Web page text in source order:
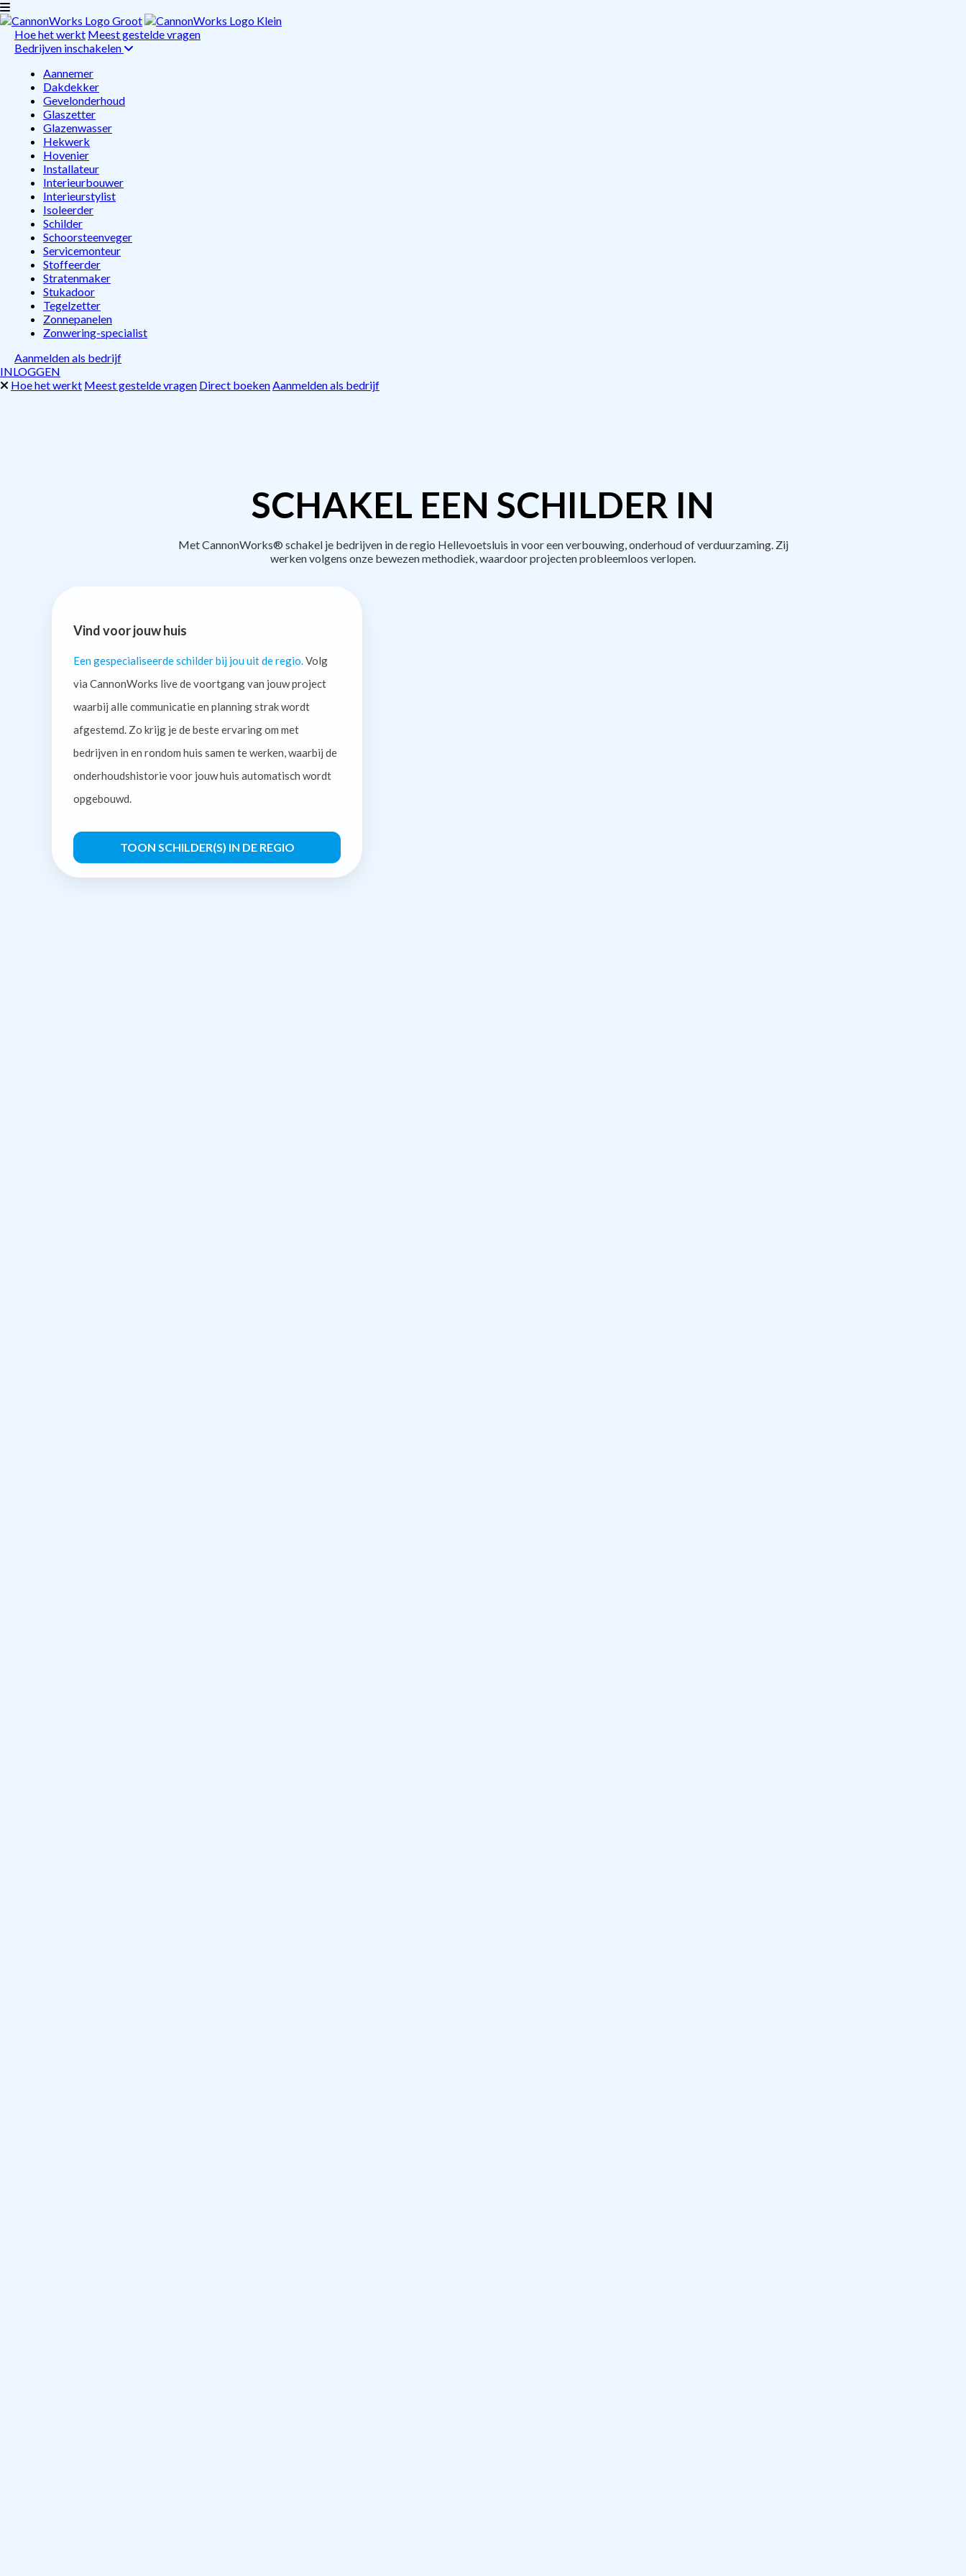
Hoe het werkt Meest gestelde vragen
Bedrijven inschakelen
Aannemer
Dakdekker
Gevelonderhoud
Glaszetter
Glazenwasser
Hekwerk
Hovenier
Installateur
Interieurbouwer
Interieurstylist
Isoleerder
Schilder
Schoorsteenveger
Servicemonteur
Stoffeerder
Stratenmaker
Stukadoor
Tegelzetter
Zonnepanelen
Zonwering-specialist
Aanmelden als bedrijf
INLOGGEN
Hoe het werkt Meest gestelde vragen Direct boekenAanmelden als bedrijf
SCHAKEL EEN SCHILDER IN
Met CannonWorks® schakel je bedrijven in de regio Hellevoetsluis in voor een verbouwing, onderhoud of verduurzaming. Zij
werken volgens onze bewezen methodiek, waardoor projecten probleemloos verlopen.
Vind voor jouw huis
Een gespecialiseerde schilder bij jou uit de regio. Volg
via CannonWorks live de voortgang van jouw project
waarbij alle communicatie en planning strak wordt
afgestemd. Zo krijg je de beste ervaring om met
bedrijven in en rondom huis samen te werken, waarbij de
onderhoudshistorie voor jouw huis automatisch wordt
opgebouwd.
TOON SCHILDER(S) IN DE REGIO